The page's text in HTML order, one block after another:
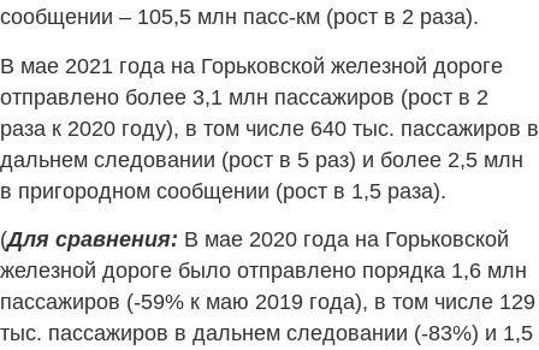
сообщении – 105,5 млн пасс-км (рост в 2 раза).
В мае 2021 года на Горьковской железной дороге
отправлено более 3,1 млн пассажиров (рост в 2
раза к 2020 году), в том числе 640 тыс. пассажиров в
дальнем следовании (рост в 5 раз) и более 2,5 млн
в пригородном сообщении (рост в 1,5 раза).
(Для сравнения: В мае 2020 года на Горьковской
железной дороге было отправлено порядка 1,6 млн
пассажиров (-59% к маю 2019 года), в том числе 129
тыс. пассажиров в дальнем следовании (-83%) и 1,5